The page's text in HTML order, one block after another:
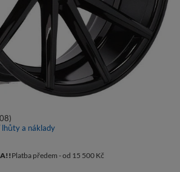
a náklady
Platba předem - od 15 500 Kč